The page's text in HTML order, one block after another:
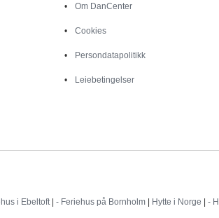
Om DanCenter
Cookies
Persondatapolitikk
Leiebetingelser
i Ebeltoft | - Feriehus på Bornholm | Hytte i Norge | -